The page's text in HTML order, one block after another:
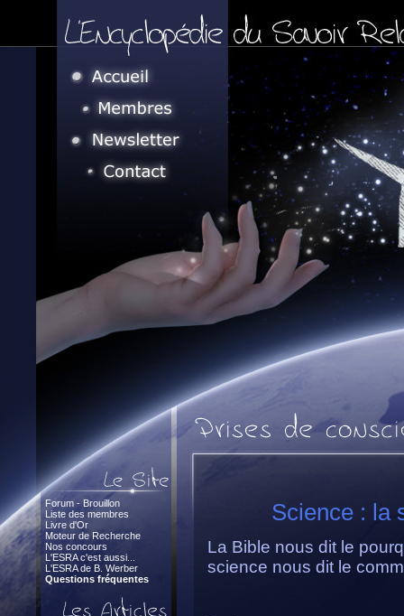
Forum - Brouillon
Liste des membres
Livre d'Or
Moteur de Recherche
Nos concours
L'ESRA c'est aussi...
L'ESRA de B. Werber
Questions fréquentes
Science : la
La Bible nous dit le
science nous dit le